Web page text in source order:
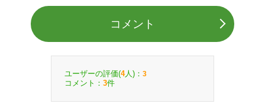
コメント
ユーザーの評価(4人)： 3
コメント： 3件